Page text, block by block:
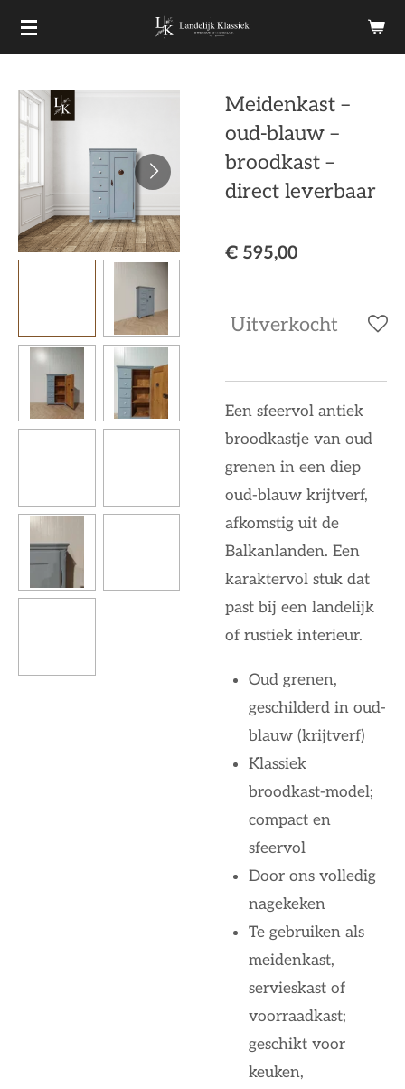
Ga
direct
hoofdinhoud
Meidenkast –
oud-blauw –
broodkast –
direct leverbaar
€ 595,00
Uitverkocht
Een sfeervol antiek
broodkastje van oud
grenen in een diep
oud-blauw krijtverf,
afkomstig uit de
Balkanlanden. Een
karaktervol stuk dat
past bij een landelijk
of rustiek interieur.
Oud grenen,
geschilderd in oud-
blauw (krijtverf)
Klassiek
broodkast-model;
compact en
sfeervol
Door ons volledig
nagekeken
Te gebruiken als
meidenkast,
servieskast of
voorraadkast;
geschikt voor
keuken,